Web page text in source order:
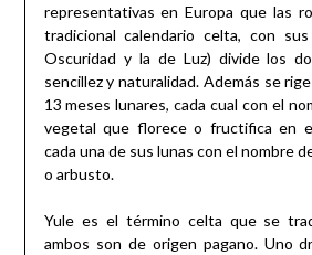
representativas en Europa que las
tradicional calendario celta, con
Oscuridad y la de Luz) divide los
sencillez y naturalidad. Además se
13 meses lunares, cada cual con el
vegetal que florece o fructifica en
cada una de sus lunas con el nombre
o arbusto.
Yule es el término celta que se
ambos son de origen pagano. Uno